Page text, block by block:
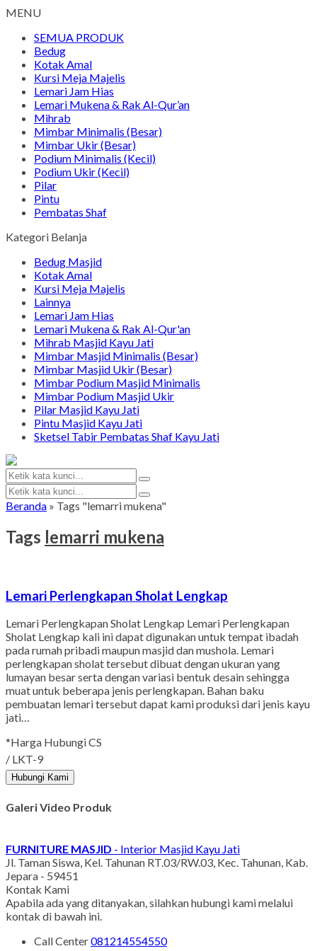
MENU
SEMUA PRODUK
Bedug
Kotak Amal
Kursi Meja Majelis
Lemari Jam Hias
Lemari Mukena & Rak Al-Qur’an
Mihrab
Mimbar Minimalis (Besar)
Mimbar Ukir (Besar)
Podium Minimalis (Kecil)
Podium Ukir (Kecil)
Pilar
Pintu
Pembatas Shaf
Kategori Belanja
Bedug Masjid
Kotak Amal
Kursi Meja Majelis
Lainnya
Lemari Jam Hias
Lemari Mukena & Rak Al-Qur'an
Mihrab Masjid Kayu Jati
Mimbar Masjid Minimalis (Besar)
Mimbar Masjid Ukir (Besar)
Mimbar Podium Masjid Minimalis
Mimbar Podium Masjid Ukir
Pilar Masjid Kayu Jati
Pintu Masjid Kayu Jati
Sketsel Tabir Pembatas Shaf Kayu Jati
Beranda » Tags "lemarri mukena"
Tags lemarri mukena
Lemari Perlengkapan Sholat Lengkap
Lemari Perlengkapan Sholat Lengkap Lemari Perlengkapan
Sholat Lengkap kali ini dapat digunakan untuk tempat ibadah
pada rumah pribadi maupun masjid dan mushola. Lemari
perlengkapan sholat tersebut dibuat dengan ukuran yang
lumayan besar serta dengan variasi bentuk desain sehingga
muat untuk beberapa jenis perlengkapan. Bahan baku
pembuatan lemari tersebut dapat kami produksi dari jenis kayu
jati…
*Harga Hubungi CS
/ LKT-9
Hubungi Kami
Galeri Video Produk
FURNITURE MASJID - Interior Masjid Kayu Jati
Jl. Taman Siswa, Kel. Tahunan RT.03/RW.03, Kec. Tahunan, Kab.
Jepara - 59451
Kontak Kami
Apabila ada yang ditanyakan, silahkan hubungi kami melalui
kontak di bawah ini.
Call Center081214554550